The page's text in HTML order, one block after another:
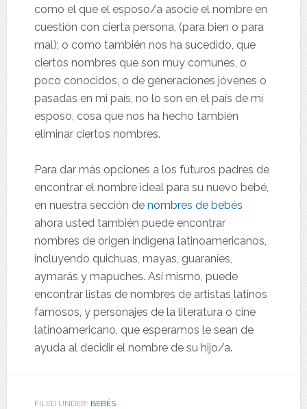
como el que el esposo/a asocie el nombre en
cuestión con cierta persona, (para bien o para
mal); o como también nos ha sucedido, que
ciertos nombres que son muy comunes, o
poco conocidos, o de generaciones jóvenes o
pasadas en mi país, no lo son en el país de mi
esposo, cosa que nos ha hecho también
eliminar ciertos nombres.
Para dar más opciones a los futuros padres de
encontrar el nombre ideal para su nuevo bebé,
en nuestra sección de nombres de bebés
ahora usted también puede encontrar
nombres de origen indígena latinoamericanos,
incluyendo quichuas, mayas, guaraníes,
aymarás y mapuches. Así mismo, puede
encontrar listas de nombres de artistas latinos
famosos, y personajes de la literatura o cine
latinoamericano, que esperamos le sean de
ayuda al decidir el nombre de su hijo/a.
FILED UNDER: BEBÉS